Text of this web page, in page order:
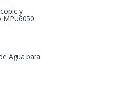
y
MPU6050
Agua para